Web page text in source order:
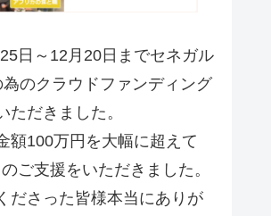
日～12月20日までセネガル
のクラウドファンディング
ただきました。
額100万円を大幅に超えて
ご支援をいただきました。
ださった皆様本当にありが